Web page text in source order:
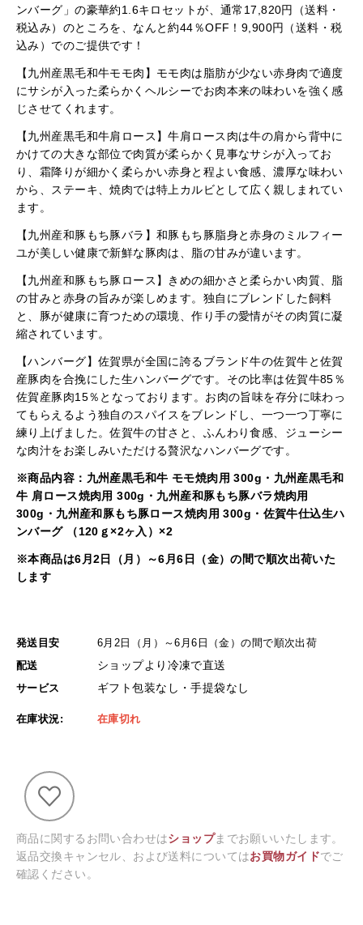
ンバーグ」の豪華約1.6キロセットが、通常17,820円（送料・
税込み）のところを、なんと約44％OFF！9,900円（送料・税
込み）でのご提供です！
【九州産黒毛和牛モモ肉】モモ肉は脂肪が少ない赤身肉で適度
にサシが入った柔らかくヘルシーでお肉本来の味わいを強く感
じさせてくれます。
【九州産黒毛和牛肩ロース】牛肩ロース肉は牛の肩から背中に
かけての大きな部位で肉質が柔らかく見事なサシが入ってお
り、霜降りが細かく柔らかい赤身と程よい食感、濃厚な味わい
から、ステーキ、焼肉では特上カルビとして広く親しまれてい
ます。
【九州産和豚もち豚バラ】和豚もち豚脂身と赤身のミルフィー
ユが美しい健康で新鮮な豚肉は、脂の甘みが違います。
【九州産和豚もち豚ロース】きめの細かさと柔らかい肉質、脂
の甘みと赤身の旨みが楽しめます。独自にブレンドした飼料
と、豚が健康に育つための環境、作り手の愛情がその肉質に凝
縮されています。
【ハンバーグ】佐賀県が全国に誇るブランド牛の佐賀牛と佐賀
産豚肉を合挽にした生ハンバーグです。その比率は佐賀牛85％
佐賀産豚肉15％となっております。お肉の旨味を存分に味わっ
てもらえるよう独自のスパイスをブレンドし、一つ一つ丁寧に
練り上げました。佐賀牛の甘さと、ふんわり食感、ジューシー
な肉汁をお楽しみいただける贅沢なハンバーグです。
※商品内容：九州産黒毛和牛 モモ焼肉用 300g・九州産黒毛和
牛 肩ロース焼肉用 300g・九州産和豚もち豚バラ焼肉用
300g・九州産和豚もち豚ロース焼肉用 300g・佐賀牛仕込生ハ
ンバーグ （120ｇ×2ヶ入）×2
※本商品は6月2日（月）～6月6日（金）の間で順次出荷いた
します
発送目安
6月2日（月）～6月6日（金）の間で順次出荷
配送
ショップより冷凍で直送
サービス ギフト包装なし・手提袋なし
在庫状況: 在庫切れ
商品に関するお問い合わせはショップまでお願いいたします。
返品交換キャンセル、および送料についてはお買物ガイドでご
確認ください。